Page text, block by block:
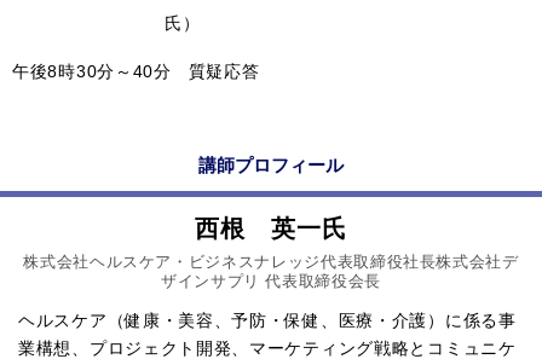
氏）
午後8時30分～40分 質疑応答
講師プロフィール
西根 英一氏
株式会社ヘルスケア・ビジネスナレッジ代表取締役社長株式会社デ
ザインサプリ 代表取締役会長
ヘルスケア（健康・美容、予防・保健、医療・介護）に係る事
業構想、プロジェクト開発、マーケティング戦略とコミュニケ